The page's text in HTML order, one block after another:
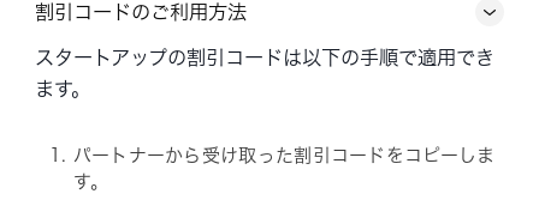
割引コードのご利用方法
スタートアップの割引コードは以下の手順で適用でき
ます。
パートナーから受け取った割引コードをコピーしま
す。